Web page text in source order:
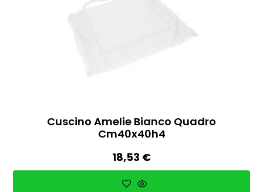
Cuscino Amelie Bianco Quadro
Cm40x40h4
18,53 €